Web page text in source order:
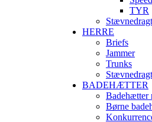
TYR
HERRE
Briefs
Jammer
Trunks
BADEHÆTTER
Badehætter
Børne